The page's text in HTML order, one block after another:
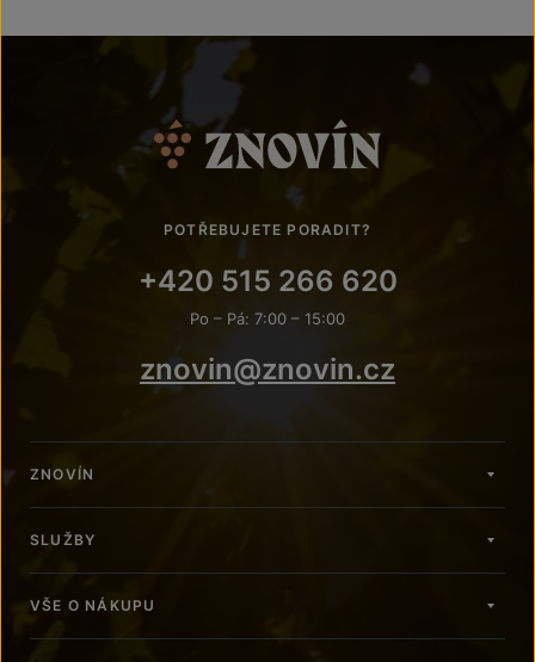
POTŘEBUJETE PORADIT?
+420 515 266 620
Po – Pá: 7:00 – 15:00
znovin@znovin.cz
ZNOVÍN
SLUŽBY
VŠE O NÁKUPU